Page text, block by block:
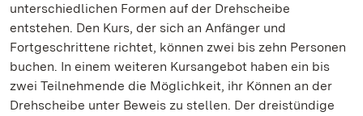
unterschiedlichen Formen auf der Drehscheibe
entstehen. Den Kurs, der sich an Anfänger und
Fortgeschrittene richtet, können zwei bis zehn Personen
buchen. In einem weiteren Kursangebot haben ein bis
zwei Teilnehmende die Möglichkeit, ihr Können an der
Drehscheibe unter Beweis zu stellen. Der dreistündige